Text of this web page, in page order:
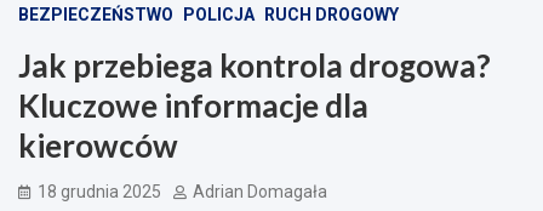
BEZPIECZEŃSTWO POLICJA RUCH DROGOWY
Jak przebiega kontrola drogowa?
Kluczowe informacje dla
kierowców
18 grudnia 2025 Adrian Domagała